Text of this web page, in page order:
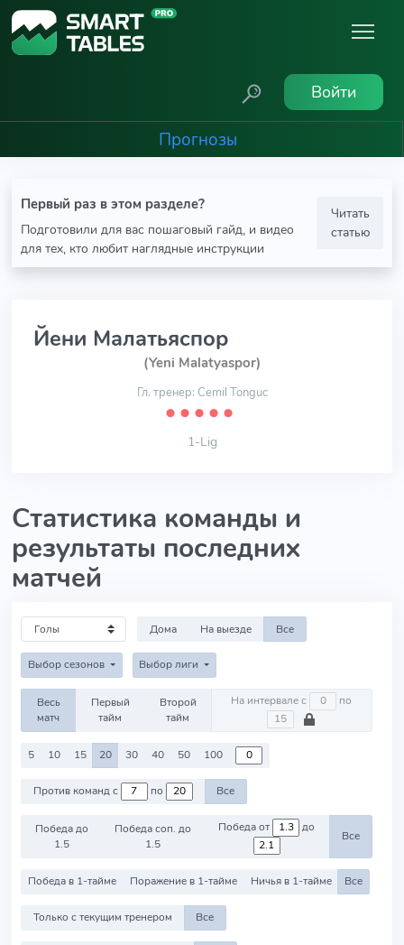
Войти
Прогнозы
Первый раз в этом разделе?
Подготовили для вас пошаговый гайд, и видео
для тех, кто любит наглядные инструкции
Читать
статью
Йени Малатьяспор
(Yeni Malatyaspor)
Гл. тренер: Cemil Tonguc
⬤ ⬤ ⬤ ⬤ ⬤
1-Lig
Статистика команды и
результаты последних
матчей
Дома На выезде Все
Выбор сезонов Выбор лиги
Весь
матч
Первый
тайм
Второй
тайм
На интервале с по
5 10 15 20 30 40 50 100
Против команд с по Все
Победа до
1.5
Победа соп. до
1.5
Победа от до
Все
Победа в 1-тайме Поражение в 1-тайме Ничья в 1-тайме Все
Только с текущим тренером Все